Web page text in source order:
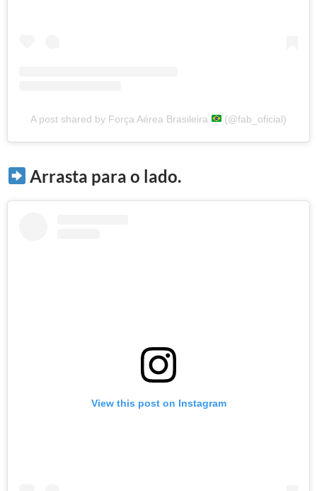
A post shared by Força Aérea Brasileira (@fab_oficial)
Arrasta para o lado.
View this post on Instagram